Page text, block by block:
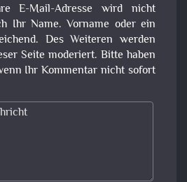
E-Mail-Adresse wird nicht
Ihr Name. Vorname oder ein
Des Weiteren werden
Seite moderiert. Bitte haben
Ihr Kommentar nicht sofort